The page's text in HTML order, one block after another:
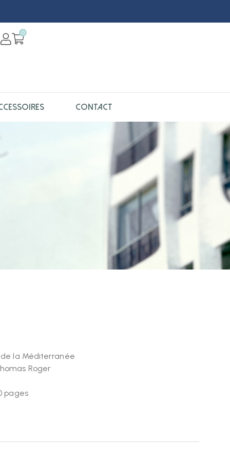
0
CONTACT
la Méditerranée
Roger
pages